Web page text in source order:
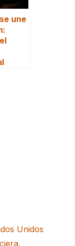
une
Unidos
,